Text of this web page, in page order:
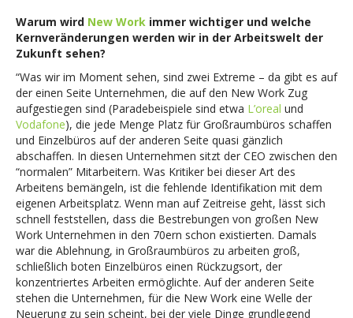
Warum wird New Work immer wichtiger und welche
Kernveränderungen werden wir in der Arbeitswelt der
Zukunft sehen?
“Was wir im Moment sehen, sind zwei Extreme – da gibt es auf
der einen Seite Unternehmen, die auf den New Work Zug
aufgestiegen sind (Paradebeispiele sind etwa L’oreal und
Vodafone), die jede Menge Platz für Großraumbüros schaffen
und Einzelbüros auf der anderen Seite quasi gänzlich
abschaffen. In diesen Unternehmen sitzt der CEO zwischen den
“normalen” Mitarbeitern. Was Kritiker bei dieser Art des
Arbeitens bemängeln, ist die fehlende Identifikation mit dem
eigenen Arbeitsplatz. Wenn man auf Zeitreise geht, lässt sich
schnell feststellen, dass die Bestrebungen von großen New
Work Unternehmen in den 70ern schon existierten. Damals
war die Ablehnung, in Großraumbüros zu arbeiten groß,
schließlich boten Einzelbüros einen Rückzugsort, der
konzentriertes Arbeiten ermöglichte. Auf der anderen Seite
stehen die Unternehmen, für die New Work eine Welle der
Neuerung zu sein scheint, bei der viele Dinge grundlegend